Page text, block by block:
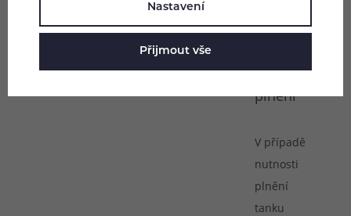
Vrchní
plnění
V případě
nutnosti
plnění
tanku
Nastavení
Přijmout vše